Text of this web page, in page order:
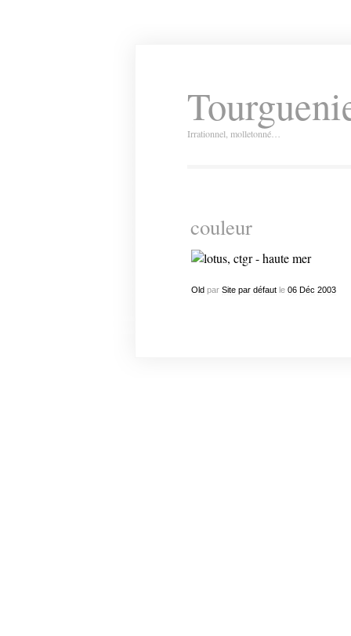
Irrationnel, molletonné…
couleur
Oldpar Site par défautle 06 Déc 2003